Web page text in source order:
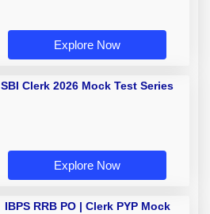
Explore Now
SBI Clerk 2026 Mock Test Series
Explore Now
IBPS RRB PO | Clerk PYP Mock